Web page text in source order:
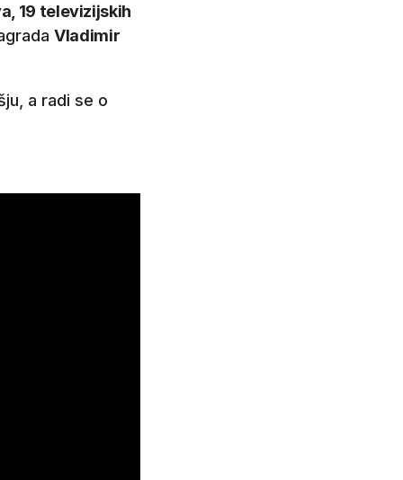
19 televizijskih
Vladimir
a radi se o